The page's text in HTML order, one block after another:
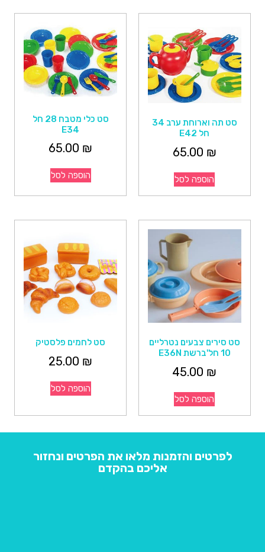
סט תה וארוחת ערב 34
חל E42
65.00 ₪
הוספה לסל
סט כלי מטבח 28 חל
E34
65.00 ₪
הוספה לסל
סט סירים צבעים נטרליים
10 חל'ברשת E36N
45.00 ₪
הוספה לסל
סט לחמים פלסטיק
25.00 ₪
הוספה לסל
לפרטים והזמנות מלאו את הפרטים ונחזור
אליכם בהקדם